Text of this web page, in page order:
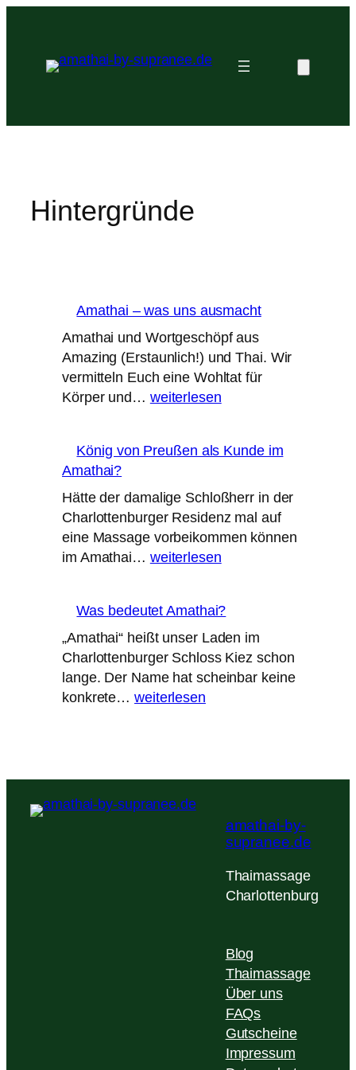
springen
Hintergründe
Amathai – was uns ausmacht
Amathai und Wortgeschöpf aus
Amazing (Erstaunlich!) und Thai. Wir
vermitteln Euch eine Wohltat für
Körper und… Amathai
uns
weiterlesen
König von Preußen als Kunde im
Amathai?
Hätte der damalige Schloßherr in der
Charlottenburger Residenz mal auf
eine Massage vorbeikommen können
im Amathai… König
als
Kunde
im
Amathai?
weiterlesen
Was bedeutet Amathai?
„Amathai“ heißt unser Laden im
Charlottenburger Schloss Kiez schon
lange. Der Name hat scheinbar keine
konkrete…Was
weiterlesen
amathai-by-
supranee.de
Thaimassage
Charlottenburg
Blog
Thaimassage
Über uns
FAQs
Gutscheine
Impressum